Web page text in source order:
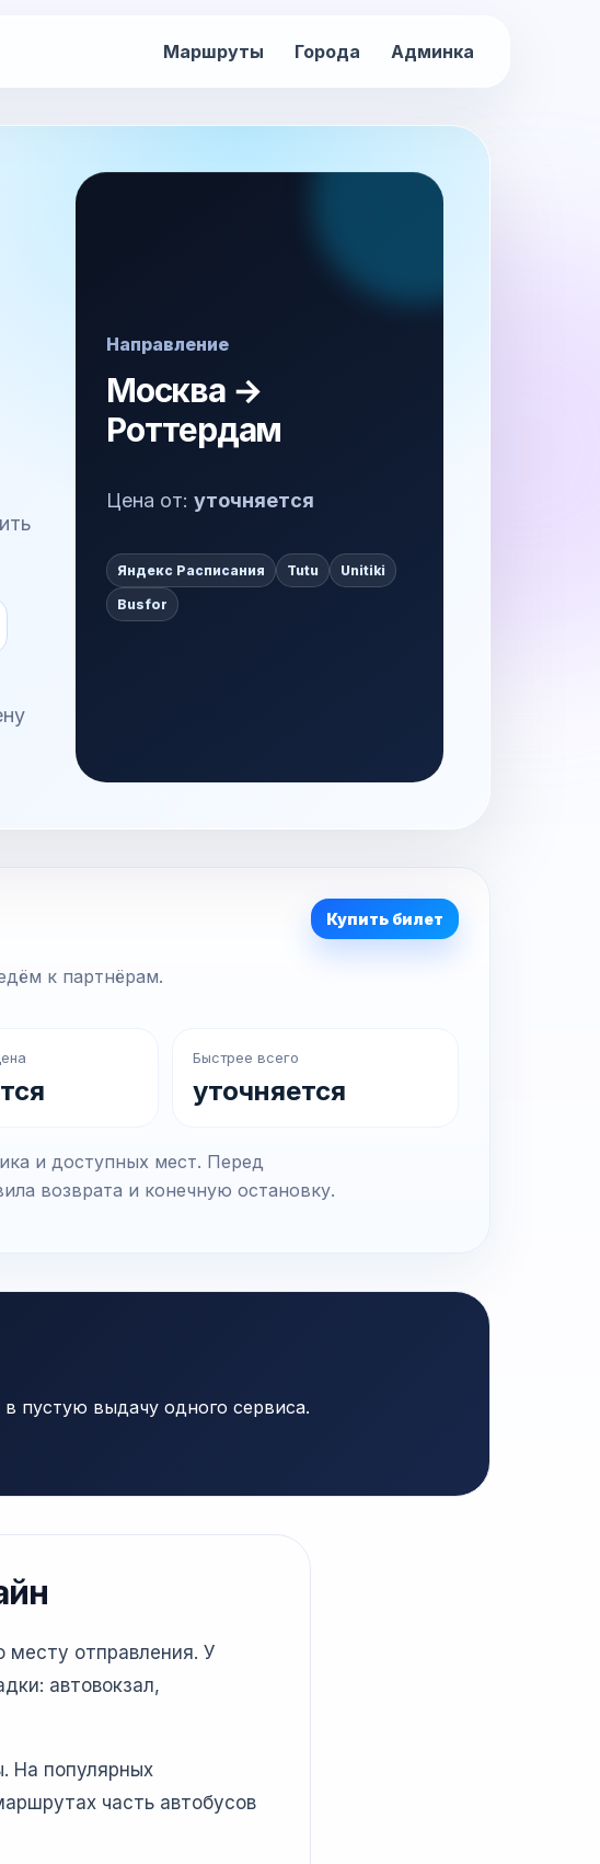
Маршруты Города Админка
Направление
Москва →
Роттердам
Цена от: уточняется
Яндекс Расписания Tutu Unitiki
Busfor
к партнёрам.
Купить билет
Быстрее всего
уточняется
и доступных мест. Перед
возврата и конечную остановку.
пустую выдачу одного сервиса.
отправления. У
автовокзал,
На популярных
часть автобусов